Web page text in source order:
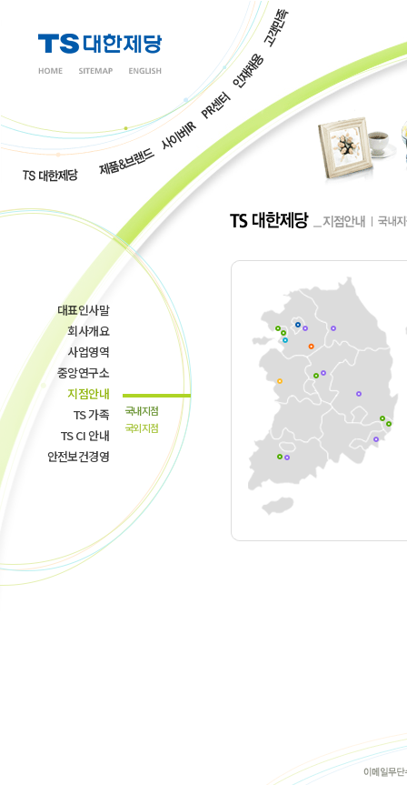
대표인사말
회사개요
사업영역
중앙연구소
지점안내
국내지점
국외지점
TS 가족
TS CI 안내
안전보건경영